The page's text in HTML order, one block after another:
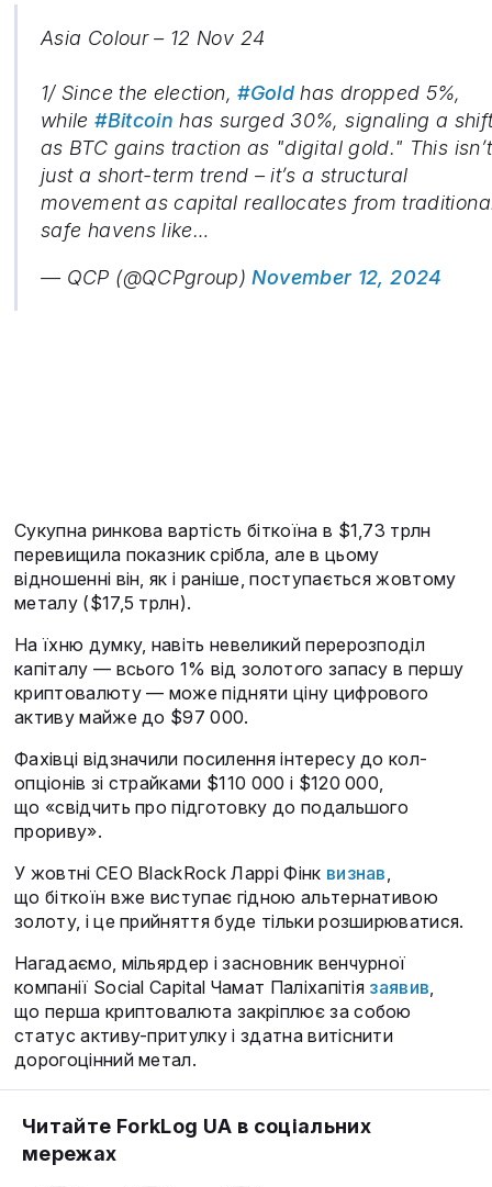
Asia Colour – 12 Nov 24
1/ Since the election,#Gold has dropped 5%,
while#Bitcoin has surged 30%, signaling a
as BTC gains traction as "digital gold." This isn’t
just a short-term trend – it’s a structural
movement as capital reallocates from
safe havens like…
— QCP (@QCPgroup)November 12, 2024
Сукупна ринкова вартість біткоїна в $1,73 трлн
перевищила показник срібла, але в цьому
відношенні він, як і раніше, поступається жовтому
металу ($17,5 трлн).
На їхню думку, навіть невеликий перерозподіл
капіталу — всього 1% від золотого запасу в першу
криптовалюту — може підняти ціну цифрового
активу майже до $97 000.
Фахівці відзначили посилення інтересу до кол-
опціонів зі страйками $110 000 і $120 000,
що «свідчить про підготовку до подальшого
прориву».
У жовтні CEO BlackRock Ларрі Фінк визнав
що біткоїн вже виступає гідною альтернативою
золоту, і це прийняття буде тільки розширюватися.
Нагадаємо, мільярдер і засновник венчурної
компанії Social Capital Чамат Паліхапітія заявив
що перша криптовалюта закріплює за собою
статус активу-притулку і здатна витіснити
дорогоцінний метал.
Читайте ForkLog UA в соціальних
мережах